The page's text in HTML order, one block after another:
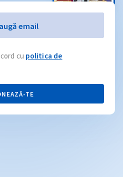
email
cu politica de
TE